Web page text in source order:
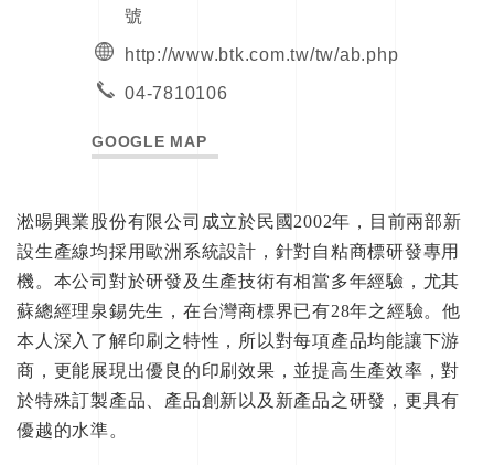
號
http://www.btk.com.tw/tw/ab.php
04-7810106
GOOGLE MAP
淞暘興業股份有限公司成立於民國2002年，目前兩部新
設生產線均採用歐洲系統設計，針對自粘商標研發專用
機。本公司對於研發及生產技術有相當多年經驗，尤其
蘇總經理泉錫先生，在台灣商標界已有28年之經驗。他
本人深入了解印刷之特性，所以對每項產品均能讓下游
商，更能展現出優良的印刷效果，並提高生產效率，對
於特殊訂製產品、產品創新以及新產品之研發，更具有
優越的水準。